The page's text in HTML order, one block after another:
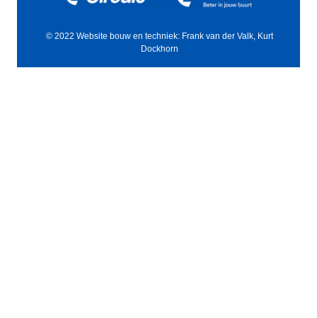
© 2022 Website bouw en techniek: Frank van der Valk, Kurt
Dockhorn